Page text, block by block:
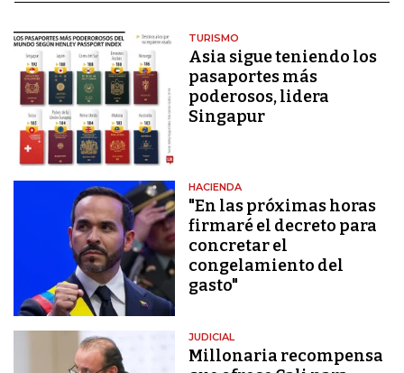
TURISMO
Asia sigue teniendo los
pasaportes más
poderosos, lidera
Singapur
HACIENDA
"En las próximas horas
firmaré el decreto para
concretar el
congelamiento del
gasto"
JUDICIAL
Millonaria recompensa